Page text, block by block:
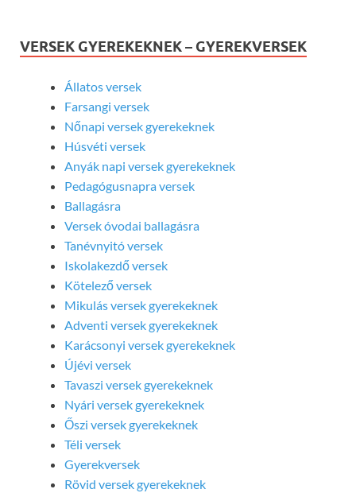
VERSEK GYEREKEKNEK – GYEREKVERSEK
Állatos versek
Farsangi versek
Nőnapi versek gyerekeknek
Húsvéti versek
Anyák napi versek gyerekeknek
Pedagógusnapra versek
Ballagásra
Versek óvodai ballagásra
Tanévnyitó versek
Iskolakezdő versek
Kötelező versek
Mikulás versek gyerekeknek
Adventi versek gyerekeknek
Karácsonyi versek gyerekeknek
Újévi versek
Tavaszi versek gyerekeknek
Nyári versek gyerekeknek
Őszi versek gyerekeknek
Téli versek
Gyerekversek
Rövid versek gyerekeknek